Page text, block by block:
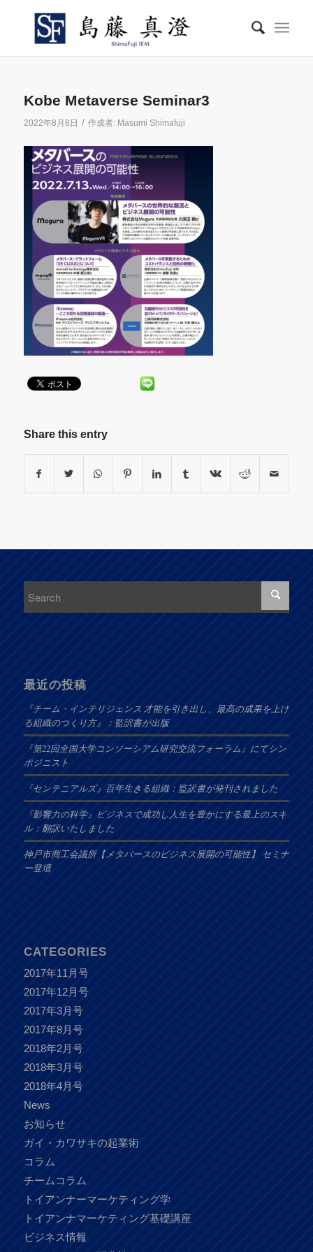
Kobe Metaverse Seminar3
2022年8月8日 / 作成者: Masumi Shimafuji
Share this entry
最近の投稿
『チーム・インテリジェンス 才能を引き出し、最高の成果を上げ
る組織のつくり方』：監訳書が出版
『第22回全国大学コンソーシアム研究交流フォーラム』にてシン
ポジニスト
『センテニアルズ』百年生きる組織：監訳書が発刊されました
『影響力の科学』ビジネスで成功し人生を豊かにする最上のスキ
ル：翻訳いたしました
神戸市商工会議所【メタバースのビジネス展開の可能性】 セミナ
ー登壇
CATEGORIES
2017年11月号
2017年12月号
2017年3月号
2017年8月号
2018年2月号
2018年3月号
2018年4月号
News
お知らせ
ガイ・カワサキの起業術
コラム
チームコラム
トイアンナーマーケティング学
トイアンナマーケティング基礎講座
ビジネス情報